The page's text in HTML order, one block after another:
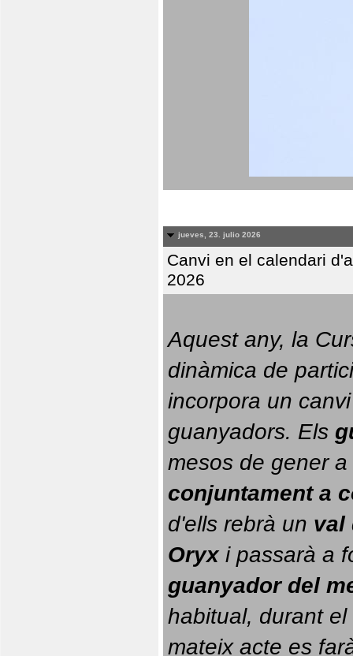
jueves, 23. julio 2026
Canvi en el calendari
2026
Aquest any, la
dinàmica de
incorpora un
guanyadors. Els
conjuntament a
d'ells rebrà un val
Oryx i passarà a
guanyador del
habitual, durant el
mateix acte es